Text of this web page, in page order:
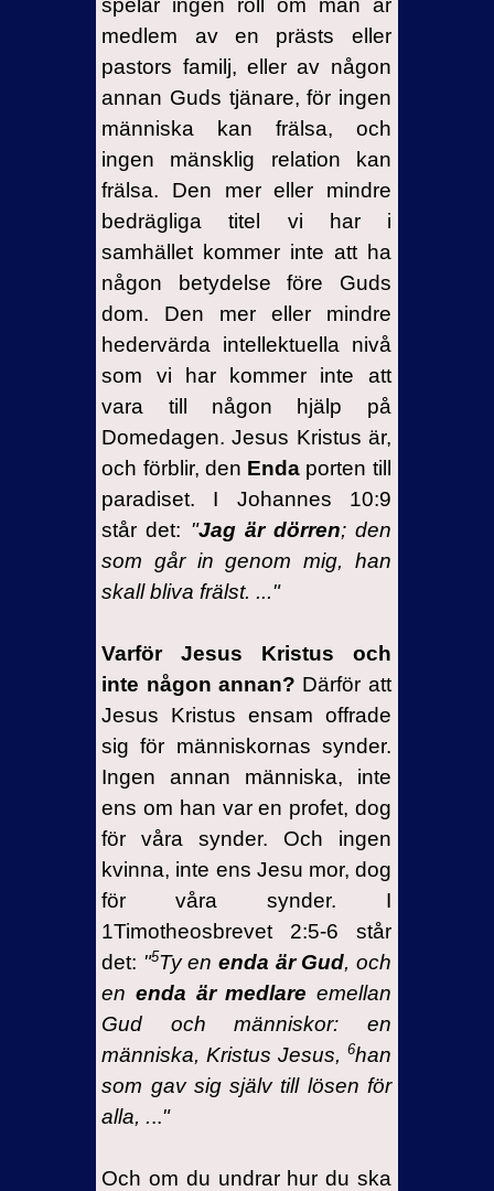
medlem av en prästs eller
pastors familj, eller av någon
annan Guds tjänare, för ingen
människa kan frälsa, och
ingen mänsklig relation kan
frälsa. Den mer eller mindre
bedrägliga titel vi har i
samhället kommer inte att ha
någon betydelse före Guds
dom. Den mer eller mindre
hedervärda intellektuella nivå
som vi har kommer inte att
vara till någon hjälp på
Domedagen. Jesus Kristus är,
och förblir, den Enda porten till
paradiset. I Johannes 10:9
står det: "Jag är dörren; den
som går in genom mig, han
skall bliva frälst. ..."
Varför Jesus Kristus och
inte någon annan? Därför att
Jesus Kristus ensam offrade
sig för människornas synder.
Ingen annan människa, inte
ens om han var en profet, dog
för våra synder. Och ingen
kvinna, inte ens Jesu mor, dog
för våra synder. I
1Timotheosbrevet 2:5-6 står
det: "5Ty enenda är Gud, och
en enda är medlare emellan
Gud och människor: en
människa, Kristus Jesus, 6han
som gav sig själv till lösen för
alla, ..."
Och om du undrar hur du ska